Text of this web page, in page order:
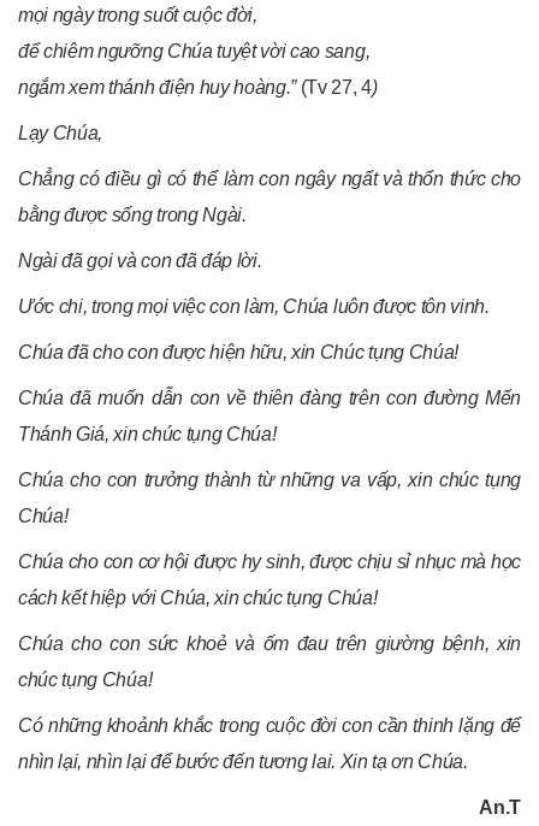
mọi ngày trong suốt cuộc đời,
để chiêm ngưỡng Chúa tuyệt vời cao sang,
ngắm xem thánh điện huy hoàng.” (Tv 27, 4)
Lạy Chúa,
Chẳng có điều gì có thể làm con ngây ngất và thổn thức cho
bằng được sống trong Ngài.
Ngài đã gọi và con đã đáp lời.
Ước chi, trong mọi việc con làm, Chúa luôn được tôn vinh.
Chúa đã cho con được hiện hữu, xin Chúc tụng Chúa!
Chúa đã muốn dẫn con về thiên đàng trên con đường Mến
Thánh Giá, xin chúc tụng Chúa!
Chúa cho con trưởng thành từ những va vấp, xin chúc tụng
Chúa!
Chúa cho con cơ hội được hy sinh, được chịu sỉ nhục mà học
cách kết hiệp với Chúa, xin chúc tụng Chúa!
Chúa cho con sức khoẻ và ốm đau trên giường bệnh, xin
chúc tụng Chúa!
Có những khoảnh khắc trong cuộc đời con cần thinh lặng để
nhìn lại, nhìn lại để bước đến tương lai. Xin tạ ơn Chúa.
An.T